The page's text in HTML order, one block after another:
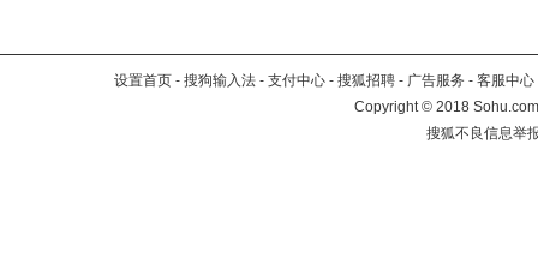
设置首页 - 搜狗输入法 - 支付中心 - 搜狐招聘 - 广告服务 - 客服中心
Copyright©2018
搜狐不良信息举